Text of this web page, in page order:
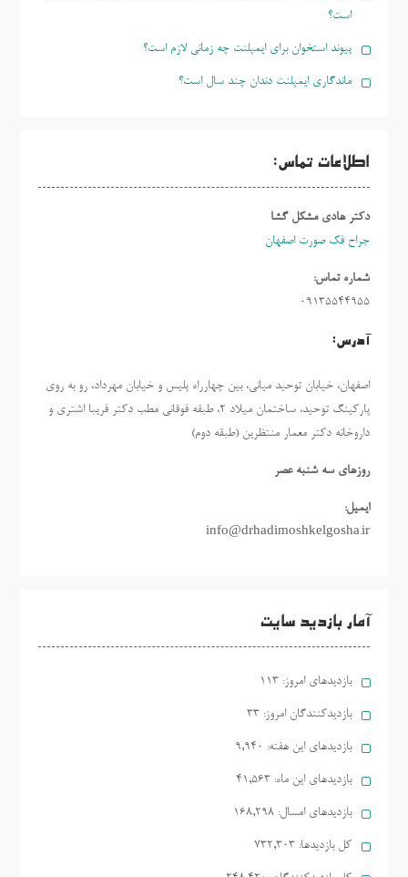
است؟
پیوند استخوان برای ایمپلنت چه زمانی لازم است؟
ماندگاری ایمپلنت دندان چند سال است؟
اطلاعات تماس:
دکتر هادی مشکل گشا
جراح فک صورت اصفهان
شماره تماس:
09135544955
آدرس:
اصفهان، خیابان توحید میانی، بین چهارراه پلیس و خیابان مهرداد، رو به روی
پارکینگ توحید، ساختمان میلاد ٢، طبقه فوقانی مطب دکتر فریبا اشتری و
داروخانه دکتر معمار منتظرین (طبقه دوم)
روزهاي سه شنبه عصر
ایمیل:
info@drhadimoshkelgosha.ir
آمار بازدید سایت
بازدیدهای امروز: 113
بازدیدکنندگان امروز: 33
بازدیدهای این هفته: 9,940
بازدیدهای این ماه: 41,563
بازدیدهای امسال: 168,298
کل بازدیدها: 732,303